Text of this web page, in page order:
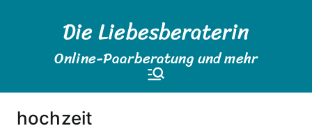
Die Liebesberaterin
Online-Paarberatung und mehr
hochzeit